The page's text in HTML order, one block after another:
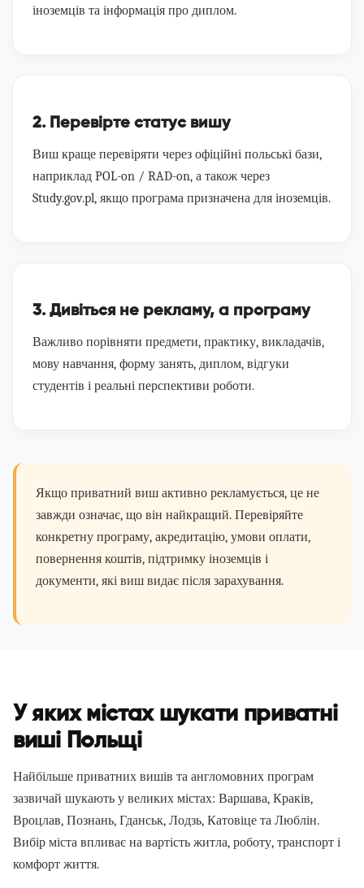
іноземців та інформація про диплом.
2. Перевірте статус вишу
Виш краще перевіряти через офіційні польські бази,
наприклад POL-on / RAD-on, а також через
Study.gov.pl, якщо програма призначена для іноземців.
3. Дивіться не рекламу, а програму
Важливо порівняти предмети, практику, викладачів,
мову навчання, форму занять, диплом, відгуки
студентів і реальні перспективи роботи.
Якщо приватний виш активно рекламується, це не
завжди означає, що він найкращий. Перевіряйте
конкретну програму, акредитацію, умови оплати,
повернення коштів, підтримку іноземців і
документи, які виш видає після зарахування.
У яких містах шукати приватні
виші Польщі
Найбільше приватних вишів та англомовних програм
зазвичай шукають у великих містах: Варшава, Краків,
Вроцлав, Познань, Гданськ, Лодзь, Катовіце та Люблін.
Вибір міста впливає на вартість житла, роботу, транспорт і
комфорт життя.